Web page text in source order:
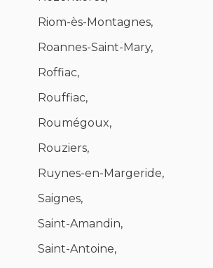
Riom-ès-Montagnes,
Roannes-Saint-Mary,
Roffiac,
Rouffiac,
Roumégoux,
Rouziers,
Ruynes-en-Margeride,
Saignes,
Saint-Amandin,
Saint-Antoine,